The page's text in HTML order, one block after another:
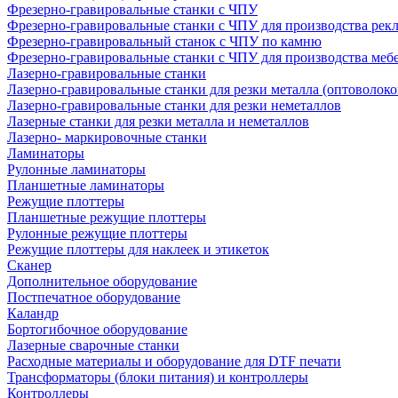
Фрезерно-гравировальные станки с ЧПУ
Фрезерно-гравировальные станки с ЧПУ для производства
Фрезерно-гравировальный станок с ЧПУ по камню
Фрезерно-гравировальные станки с ЧПУ для производства
Лазерно-гравировальные станки
Лазерно-гравировальные станки для резки металла
Лазерно-гравировальные станки для резки неметаллов
Лазерные станки для резки металла и неметаллов
Лазерно- маркировочные станки
Ламинаторы
Рулонные ламинаторы
Планшетные ламинаторы
Режущие плоттеры
Планшетные режущие плоттеры
Рулонные режущие плоттеры
Режущие плоттеры для наклеек и этикеток
Сканер
Дополнительное оборудование
Постпечатное оборудование
Каландр
Бортогибочное оборудование
Лазерные сварочные станки
Расходные материалы и оборудование для DTF печати
Трансформаторы (блоки питания) и контроллеры
Контроллеры